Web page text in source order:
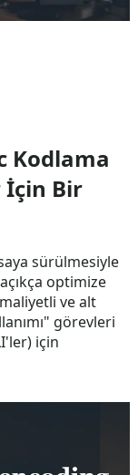
Kodlama
İçin Bir
sürülmesiyle
optimize
ve alt
görevleri
için